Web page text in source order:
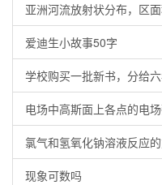
亚洲河流放射状分布，区
爱迪生小故事50字
学校购买一批新书，分给六
电场中高斯面上各点的电
氯气和氢氧化钠溶液反应
现象可数吗